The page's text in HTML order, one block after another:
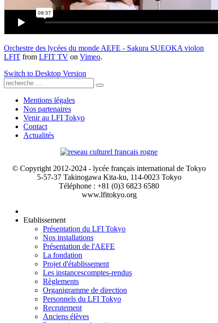
Orchestre des lycées du monde AEFE - Sakura SUEOKA violon
LFIT from LFIT TV on Vimeo.
Switch to Desktop Version
Mentions légales
Nos partenaires
Venir au LFI Tokyo
Contact
Actualités
© Copyright 2012-2024 - lycée français international de Tokyo
5-57-37 Takinogawa Kita-ku, 114-0023 Tokyo
Téléphone : +81 (0)3 6823 6580
www.lfitokyo.org
Etablissement
Présentation du LFI Tokyo
Nos installations
Présentation de l'AEFE
La fondation
Projet d'établissement
Les instancescomptes-rendus
Règlements
Organigramme de direction
Personnels du LFI Tokyo
Recrutement
Anciens élèves